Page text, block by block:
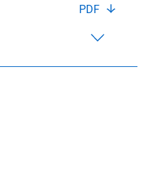
PDF